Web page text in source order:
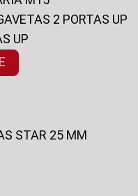
2 PORTAS UP
UP
STAR 25 MM